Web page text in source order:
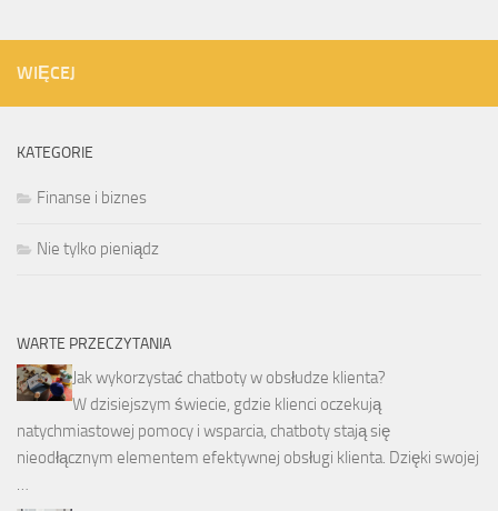
WIĘCEJ
KATEGORIE
Finanse i biznes
Nie tylko pieniądz
WARTE PRZECZYTANIA
Jak wykorzystać chatboty w obsłudze klienta?
W dzisiejszym świecie, gdzie klienci oczekują
natychmiastowej pomocy i wsparcia, chatboty stają się
nieodłącznym elementem efektywnej obsługi klienta. Dzięki swojej
…